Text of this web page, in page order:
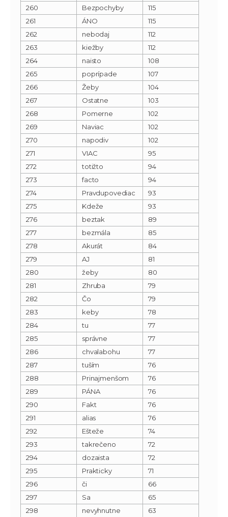
260
Bezpochyby
115
261
ÁNO
115
262
nebodaj
112
263
kiežby
112
264
naisto
108
265
poprípade
107
266
Žeby
104
267
Ostatne
103
268
Pomerne
102
269
Naviac
102
270
napodiv
102
271
VIAC
95
272
totižto
94
273
facto
94
274
Pravdupovediac
93
275
Kdeže
93
276
beztak
89
277
bezmála
85
278
Akurát
84
279
AJ
81
280
žeby
80
281
Zhruba
79
282
Čo
79
283
keby
78
284
tu
77
285
správne
77
286
chvalabohu
77
287
tuším
76
288
Prinajmenšom
76
289
PÁNA
76
290
Fakt
76
291
alias
76
292
Ešteže
74
293
takrečeno
72
294
dozaista
72
295
Prakticky
71
296
či
66
297
Sa
65
298
nevyhnutne 63